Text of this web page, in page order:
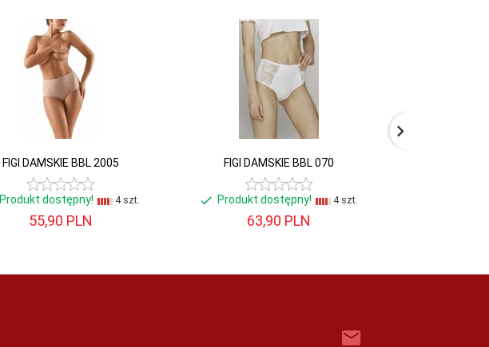
FIGI DAMSKIE BBL 2005
Produkt dostępny! 4 szt.
55,90 PLN
FIGI DAMSKIE BBL 070
Produkt dostępny! 4 szt.
63,90 PLN